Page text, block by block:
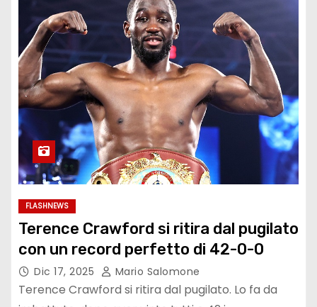
FLASHNEWS
Terence Crawford si ritira dal pugilato
con un record perfetto di 42-0-0
Dic 17, 2025 Mario Salomone
Terence Crawford si ritira dal pugilato. Lo fa da